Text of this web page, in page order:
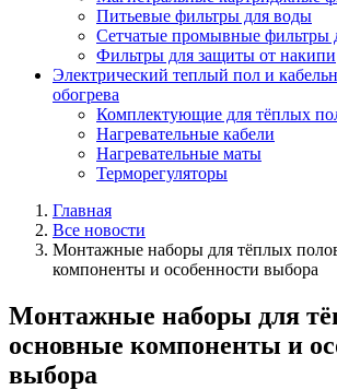
Питьевые фильтры для воды
Сетчатые промывные фильтры
Фильтры для защиты от накипи
Электрический теплый пол и
обогрева
Комплектующие для тёплых
Нагревательные кабели
Нагревательные маты
Терморегуляторы
Главная
Все новости
Монтажные наборы для тёплых
компоненты и особенности выбора
Монтажные наборы для
основные компоненты и
выбора